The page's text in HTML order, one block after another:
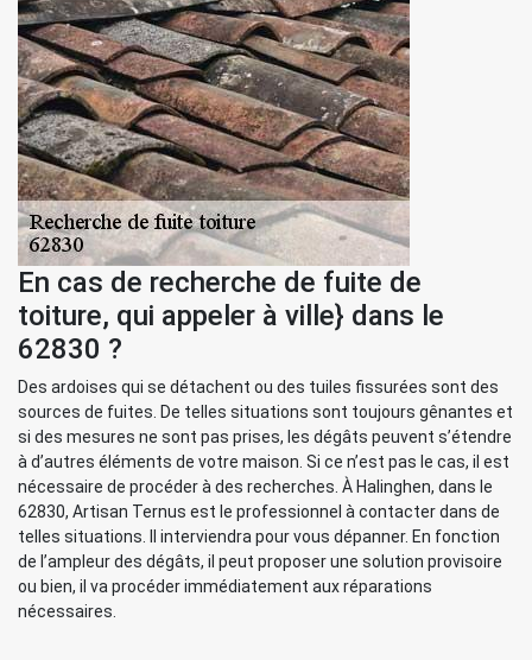
En cas de recherche de fuite de
toiture, qui appeler à ville} dans le
62830 ?
Des ardoises qui se détachent ou des tuiles fissurées sont des
sources de fuites. De telles situations sont toujours gênantes et
si des mesures ne sont pas prises, les dégâts peuvent s’étendre
à d’autres éléments de votre maison. Si ce n’est pas le cas, il est
nécessaire de procéder à des recherches. À Halinghen, dans le
62830, Artisan Ternus est le professionnel à contacter dans de
telles situations. Il interviendra pour vous dépanner. En fonction
de l’ampleur des dégâts, il peut proposer une solution provisoire
ou bien, il va procéder immédiatement aux réparations
nécessaires.